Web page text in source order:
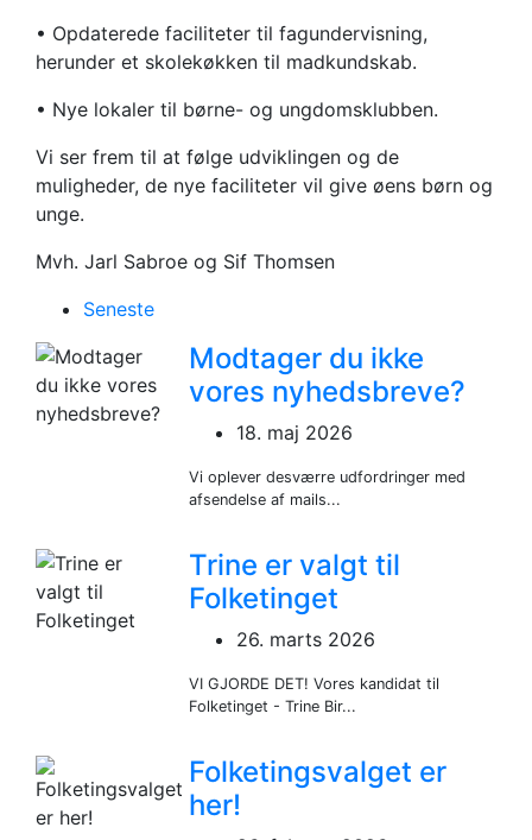
• Opdaterede faciliteter til fagundervisning,
herunder et skolekøkken til madkundskab.
• Nye lokaler til børne- og ungdomsklubben.
Vi ser frem til at følge udviklingen og de
muligheder, de nye faciliteter vil give øens børn og
unge.
Mvh. Jarl Sabroe og Sif Thomsen
Seneste
Modtager du ikke
vores nyhedsbreve?
18. maj 2026
Vi oplever desværre udfordringer med
afsendelse af mails...
Trine er valgt til
Folketinget
26. marts 2026
VI GJORDE DET! Vores kandidat til
Folketinget - Trine Bir...
Folketingsvalget er
her!